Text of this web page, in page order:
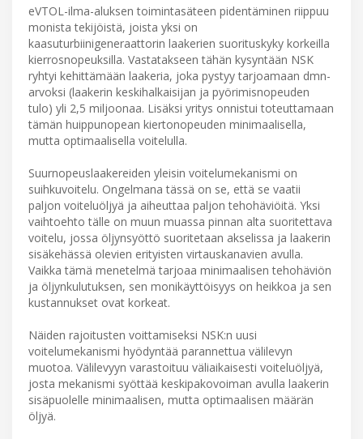
eVTOL-ilma-aluksen toimintasäteen pidentäminen riippuu
monista tekijöistä, joista yksi on
kaasuturbiinigeneraattorin laakerien suorituskyky korkeilla
kierrosnopeuksilla. Vastatakseen tähän kysyntään NSK
ryhtyi kehittämään laakeria, joka pystyy tarjoamaan dmn-
arvoksi (laakerin keskihalkaisijan ja pyörimisnopeuden
tulo) yli 2,5 miljoonaa. Lisäksi yritys onnistui toteuttamaan
tämän huippunopean kiertonopeuden minimaalisella,
mutta optimaalisella voitelulla.
Suurnopeuslaakereiden yleisin voitelumekanismi on
suihkuvoitelu. Ongelmana tässä on se, että se vaatii
paljon voiteluöljyä ja aiheuttaa paljon tehohäviöitä. Yksi
vaihtoehto tälle on muun muassa pinnan alta suoritettava
voitelu, jossa öljynsyöttö suoritetaan akselissa ja laakerin
sisäkehässä olevien erityisten virtauskanavien avulla.
Vaikka tämä menetelmä tarjoaa minimaalisen tehohäviön
ja öljynkulutuksen, sen monikäyttöisyys on heikkoa ja sen
kustannukset ovat korkeat.
Näiden rajoitusten voittamiseksi NSK:n uusi
voitelumekanismi hyödyntää parannettua välilevyn
muotoa. Välilevyyn varastoituu väliaikaisesti voiteluöljyä,
josta mekanismi syöttää keskipakovoiman avulla laakerin
sisäpuolelle minimaalisen, mutta optimaalisen määrän
öljyä.